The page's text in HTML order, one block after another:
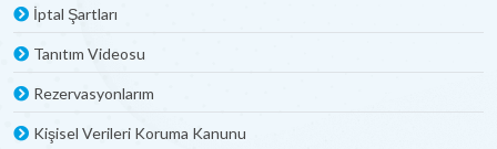
İptal Şartları
Tanıtım Videosu
Rezervasyonlarım
Kişisel Verileri Koruma Kanunu